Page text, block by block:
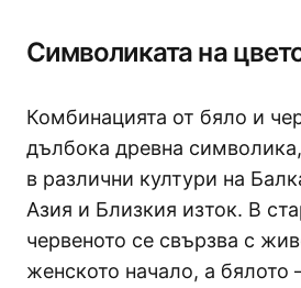
Символиката на
Комбинацията от бяло и
дълбока древна
в различни култури на
Азия и Близкия изток. В
червеното се свързва с
женското начало, а бялото